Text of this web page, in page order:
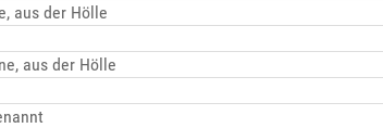
aus der Hölle
aus der Hölle